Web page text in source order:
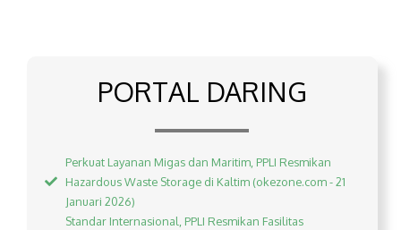
PORTAL DARING
Perkuat Layanan Migas dan Maritim, PPLI Resmikan
Hazardous Waste Storage di Kaltim (okezone.com - 21
Januari 2026)
Standar Internasional, PPLI Resmikan Fasilitas